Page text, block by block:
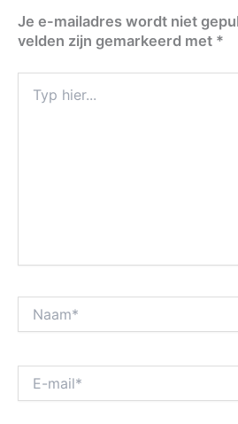
Je e-mailadres wordt niet
velden zijn gemarkeerd met *
hier...
mail*